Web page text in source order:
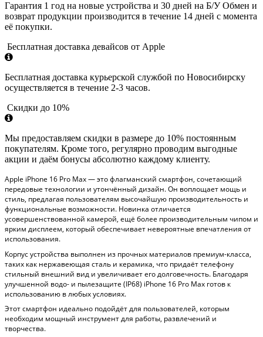
Гарантия 1 год на новые устройства и 30 дней на Б/У Обмен и
возврат продукции производится в течение 14 дней с момента
её покупки.
Бесплатная доставка девайсов от Apple
Бесплатная доставка курьерской службой по Новосибирску
осуществляется в течение 2-3 часов.
Скидки до 10%
Мы предоставляем скидки в размере до 10% постоянным
покупателям. Кроме того, регулярно проводим выгодные
акции и даём бонусы абсолютно каждому клиенту.
Apple iPhone 16 Pro Max — это флагманский смартфон, сочетающий
передовые технологии и утончённый дизайн. Он воплощает мощь и
стиль, предлагая пользователям высочайшую производительность и
функциональные возможности. Новинка отличается
усовершенствованной камерой, ещё более производительным чипом и
ярким дисплеем, который обеспечивает невероятные впечатления от
использования.
Корпус устройства выполнен из прочных материалов премиум-класса,
таких как нержавеющая сталь и керамика, что придаёт телефону
стильный внешний вид и увеличивает его долговечность. Благодаря
улучшенной водо- и пылезащите (IP68) iPhone 16 Pro Max готов к
использованию в любых условиях.
Этот смартфон идеально подойдёт для пользователей, которым
необходим мощный инструмент для работы, развлечений и
творчества.